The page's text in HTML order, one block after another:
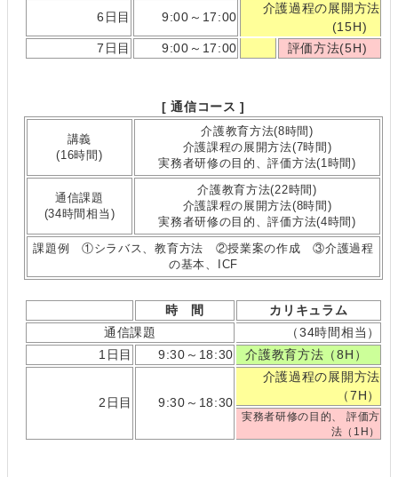
6日目 9:00～17:00
介護過程の展開方法
(15H)
7日目
9:00～17:00 評価方法(5H)
[ 通信コース ]
講義
(16時間)
介護教育方法(8時間)
介護課程の展開方法(7時間)
実務者研修の目的、評価方法(1時間)
通信課題
(34時間相当)
介護教育方法(22時間)
介護課程の展開方法(8時間)
実務者研修の目的、評価方法(4時間)
課題例 ①シラバス、教育方法 ②授業案の作成 ③介護過程
の基本、ICF
時 間
カリキュラム
通信課題
（34時間相当）
1日目
9:30～18:30 介護教育方法（8H）
2日目 9:30～18:30
介護過程の展開方法
（7H）
実務者研修の目的、 評価方
法（1H）